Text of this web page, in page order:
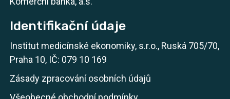
Identifikační údaje
Institut medicínské ekonomiky, s.r.o., Ruská 705/70,
Praha 10, IČ: 079 10 169
Zásady zpracování osobních údajů